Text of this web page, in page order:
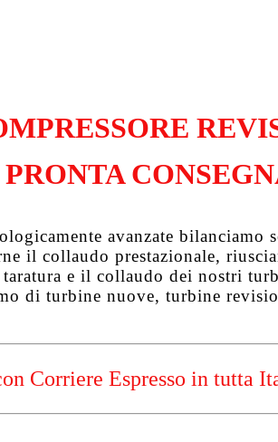
avanzate
il collaudo prestazionale,
e il collaudo dei nostri
di turbine nuove, turbine
Corriere Espresso in tutta